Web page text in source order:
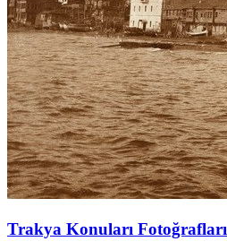
Trakya Konuları Fotoğrafları